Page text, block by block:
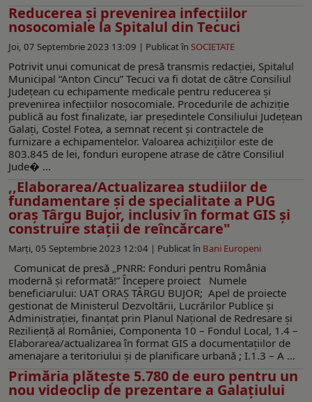
Reducerea și prevenirea infecțiilor
nosocomiale la Spitalul din Tecuci
Joi, 07 Septembrie 2023 13:09 | Publicat în SOCIETATE
Potrivit unui comunicat de presă transmis redacției, Spitalul
Municipal “Anton Cincu” Tecuci va fi dotat de către Consiliul
Județean cu echipamente medicale pentru reducerea și
prevenirea infecțiilor nosocomiale. Procedurile de achiziție
publică au fost finalizate, iar președintele Consiliului Județean
Galați, Costel Fotea, a semnat recent și contractele de
furnizare a echipamentelor. Valoarea achizițiilor este de
803.845 de lei, fonduri europene atrase de către Consiliul
Jude� ...
,,Elaborarea/Actualizarea studiilor de
fundamentare și de specialitate a PUG
oraș Târgu Bujor, inclusiv în format GIS și
construire stații de reîncărcare"
Marți, 05 Septembrie 2023 12:04 | Publicat în Bani Europeni
Comunicat de presă „PNRR: Fonduri pentru România
modernă și reformată!” Începere proiect Numele
beneficiarului: UAT ORAȘ TÂRGU BUJOR; Apel de proiecte
gestionat de Ministerul Dezvoltării, Lucrărilor Publice și
Administrației, finanțat prin Planul Național de Redresare și
Reziliență al României, Componenta 10 – Fondul Local, 1.4 –
Elaborarea/actualizarea în format GIS a documentaţiilor de
amenajare a teritoriului şi de planificare urbană ; I.1.3 – A ...
Primăria plăteşte 5.780 de euro pentru un
nou videoclip de prezentare a Galațiului